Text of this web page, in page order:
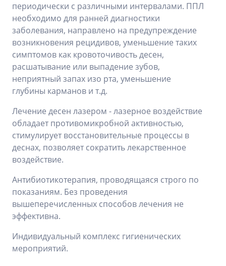
периодически с различными интервалами. ППЛ
необходимо для ранней диагностики
заболевания, направлено на предупреждение
возникновения рецидивов, уменьшение таких
симптомов как кровоточивость десен,
расшатывание или выпадение зубов,
неприятный запах изо рта, уменьшение
глубины карманов и т.д.
Лечение десен лазером - лазерное воздействие
обладает противомикробной активностью,
стимулирует восстановительные процессы в
деснах, позволяет сократить лекарственное
воздействие.
Антибиотикотерапия, проводящаяся строго по
показаниям. Без проведения
вышеперечисленных способов лечения не
эффективна.
Индивидуальный комплекс гигиенических
мероприятий.